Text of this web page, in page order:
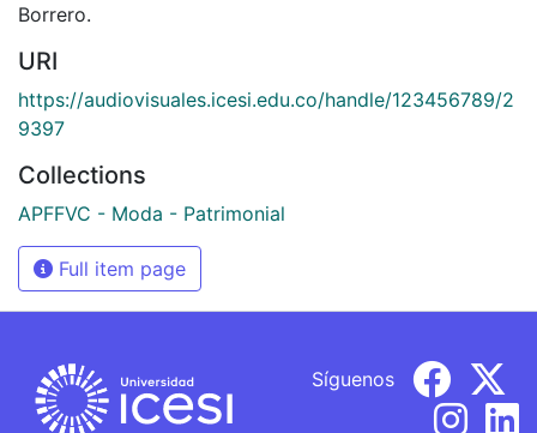
Borrero.
URI
https://audiovisuales.icesi.edu.co/handle/123456789/2
9397
Collections
APFFVC - Moda - Patrimonial
Full item page
Síguenos